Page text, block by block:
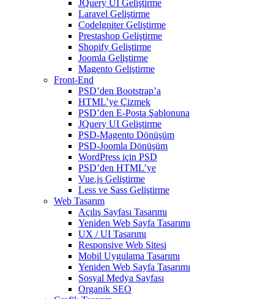
JQuery UI Geliştirme
Laravel Geliştirme
Codelgniter Geliştirme
Prestashop Geliştirme
Shopify Geliştirme
Joomla Geliştirme
Magento Geliştirme
Front-End
PSD’den Bootstrap’a
HTML’ye Çizmek
PSD’den E-Posta Şablonuna
JQuery UI Geliştirme
PSD-Magento Dönüşüm
PSD-Joomla Dönüşüm
WordPress için PSD
PSD’den HTML’ye
Vue.js Geliştirme
Less ve Sass Geliştirme
Web Tasarım
Açılış Sayfası Tasarımı
Yeniden Web Sayfa Tasarımı
UX / UI Tasarımı
Responsive Web Sitesi
Mobil Uygulama Tasarımı
Yeniden Web Sayfa Tasarımı
Sosyal Medya Sayfası
Organik SEO